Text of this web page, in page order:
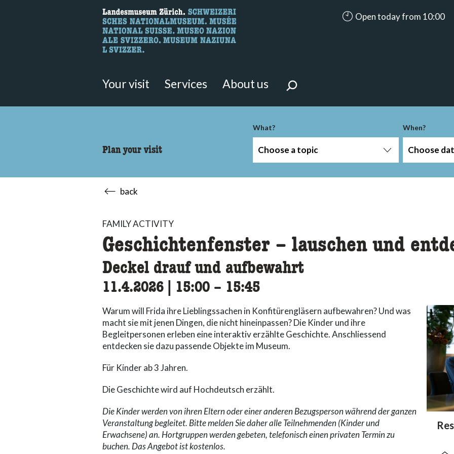
Here you can search for content on the page.
Open today from 10:00
Your visit Services About us
Plan your visit
What?
Choose a topic
When?
Choose
back
FAMILY ACTIVITY
Geschichtenfenster – lauschen und
Deckel drauf und aufbewahrt
11.4.2026 15:00 accessibility.time_to
– 15:45
Warum will Frida ihre Lieblingssachen in Konfitürengläsern aufbewahren? Und was
macht sie mit jenen Dingen, die nicht hineinpassen? Die Kinder und ihre
Begleitpersonen erleben eine interaktiv erzählte Geschichte. Anschliessend
entdecken sie dazu passende Objekte im Museum.
Für Kinder ab 3 Jahren.
Die Geschichte wird auf Hochdeutsch erzählt.
Die Kinder werden von ihren Eltern oder einer anderen Bezugsperson während der ganzen
Veranstaltung begleitet. Bitte melden Sie daher alle Teilnehmenden (Kinder und
Erwachsene) an. Hortgruppen werden gebeten, telefonisch einen privaten Termin zu
buchen. Das Angebot ist kostenlos.